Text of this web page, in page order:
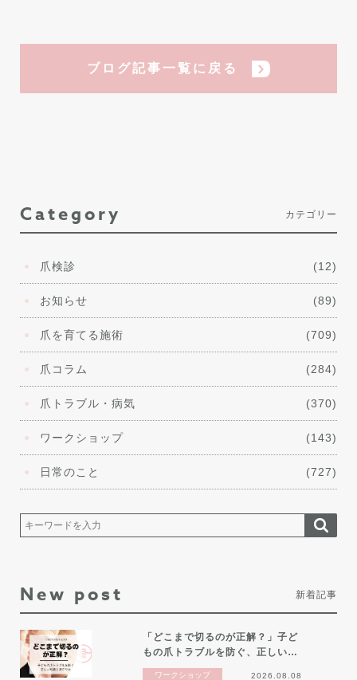
ブログ記事一覧に戻る
Category カテゴリー
爪検診 (12)
お知らせ (89)
爪を育てる施術 (709)
爪コラム (284)
爪トラブル・病気 (370)
ワークショップ (143)
日常のこと (727)
New post 新着記事
「どこまで切るのが正解？」子ど
もの爪トラブルを防ぐ、正しい…
ワークショップ 2026.08.08